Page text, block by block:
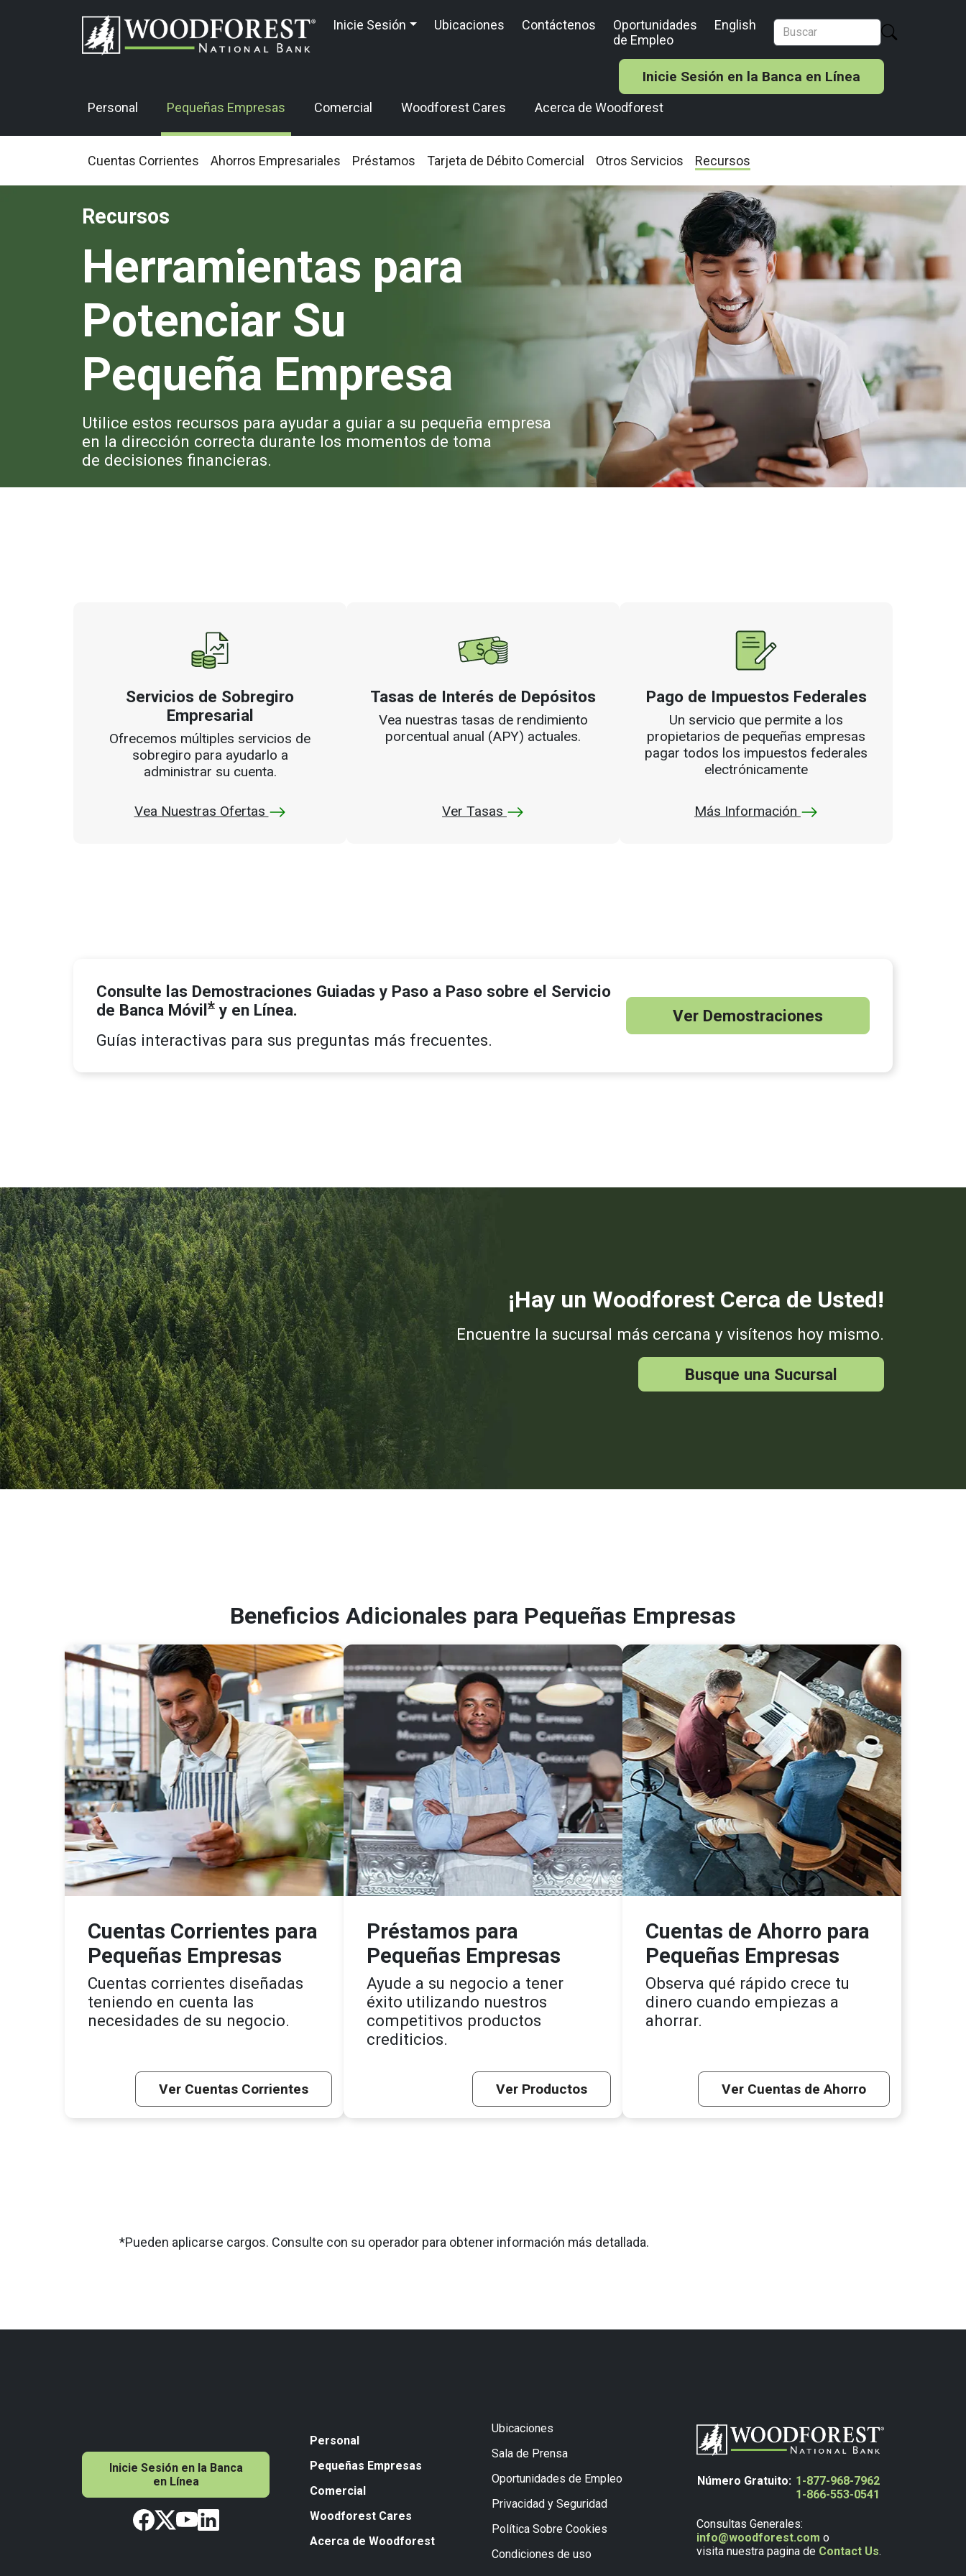
Inicie Sesión Ubicaciones Contáctenos
Oportunidades
de Empleo
English
Inicie Sesión en la Banca en Línea
Personal Pequeñas Empresas Comercial Woodforest Cares Acerca de Woodforest
Cuentas Corrientes Ahorros Empresariales Préstamos Tarjeta de Débito Comercial Otros Servicios Recursos
Recursos
Herramientas para
Potenciar Su
Pequeña Empresa
Utilice estos recursos para ayudar a guiar a su pequeña empresa
en la dirección correcta durante los momentos de toma
de decisiones financieras.
Servicios de Sobregiro
Empresarial
Ofrecemos múltiples servicios de
sobregiro para ayudarlo a
administrar su cuenta.
Vea Nuestras Ofertas
Tasas de Interés de Depósitos
Vea nuestras tasas de rendimiento
porcentual anual (APY) actuales.
Ver Tasas
Pago de Impuestos Federales
Un servicio que permite a los
propietarios de pequeñas empresas
pagar todos los impuestos federales
electrónicamente
Más Información
Consulte las Demostraciones Guiadas y Paso a Paso sobre el Servicio
de Banca Móvil * y en Línea.
Guías interactivas para sus preguntas más frecuentes.
Ver Demostraciones
¡Hay un Woodforest Cerca de Usted!
Encuentre la sucursal más cercana y visítenos hoy mismo.
Busque una Sucursal
Beneficios Adicionales para Pequeñas Empresas
Cuentas Corrientes para
Pequeñas Empresas
Cuentas corrientes diseñadas
teniendo en cuenta las
necesidades de su negocio.
Ver Cuentas Corrientes
Préstamos para
Pequeñas Empresas
Ayude a su negocio a tener
éxito utilizando nuestros
competitivos productos
crediticios.
Ver Productos
Cuentas de Ahorro para
Pequeñas Empresas
Observa qué rápido crece tu
dinero cuando empiezas a
ahorrar.
Ver Cuentas de Ahorro
*Pueden aplicarse cargos. Consulte con su operador para obtener información más detallada.
Inicie Sesión en la Banca
en Línea
Personal
Pequeñas Empresas
Comercial
Woodforest Cares
Acerca de Woodforest
Ubicaciones
Sala de Prensa
Oportunidades de Empleo
Privacidad y Seguridad
Política Sobre Cookies
Condiciones de uso
Número Gratuito: 1-877-968-7962
1-866-553-0541
Consultas Generales:
info@woodforest.com o
visita nuestra pagina de Contact Us.